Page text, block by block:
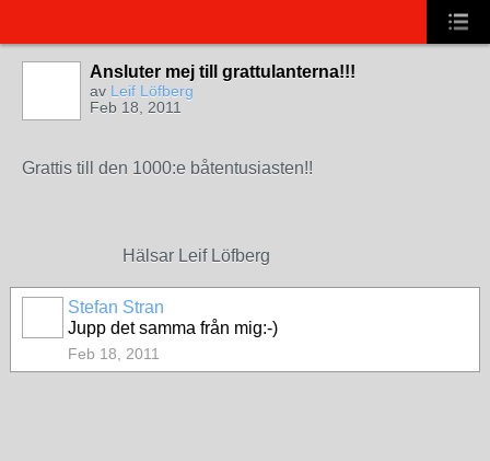
Ansluter mej till grattulanterna!!!
av Leif Löfberg
Feb 18, 2011
Grattis till den 1000:e båtentusiasten!!
Hälsar Leif Löfberg
Stefan Stran
Jupp det samma från mig:-)
Feb 18, 2011